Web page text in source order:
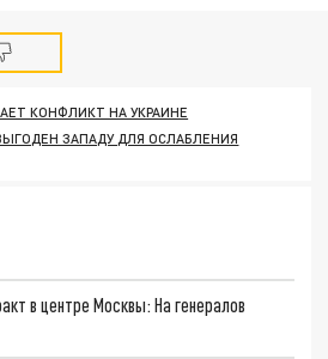
КОНФЛИКТ НА УКРАИНЕ
ЗАПАДУ ДЛЯ ОСЛАБЛЕНИЯ
в центре Москвы: На генералов